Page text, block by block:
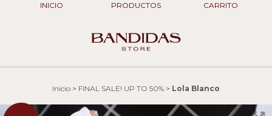
INICIO PRODUCTOS CARRITO
Inicio > FINAL SALE! UP TO 50% > Lola Blanco